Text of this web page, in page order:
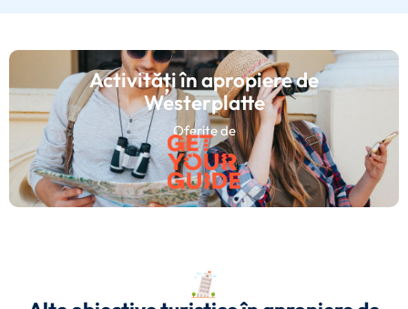
Activități în apropiere de
Westerplatte
Oferite de